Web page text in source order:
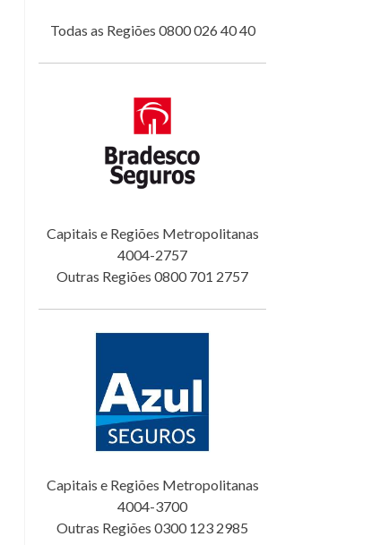
Todas as Regiões 0800 026 40 40
Capitais e Regiões Metropolitanas
4004-2757
Outras Regiões 0800 701 2757
Capitais e Regiões Metropolitanas
4004-3700
Outras Regiões 0300 123 2985